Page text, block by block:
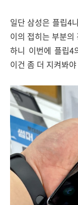
일단 삼성은 플립4
이의 접히는 부분
하니 이번에 플립4
이건 좀 더 지켜봐